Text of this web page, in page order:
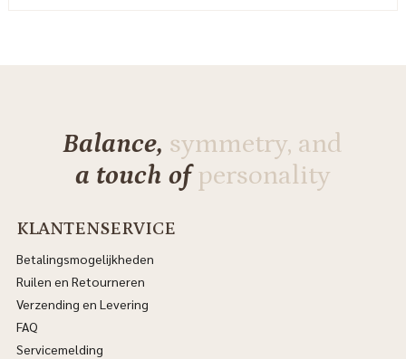
Balance, symmetry, and
a touch ofpersonality
KLANTENSERVICE
Betalingsmogelijkheden
Ruilen en Retourneren
Verzending en Levering
FAQ
Servicemelding